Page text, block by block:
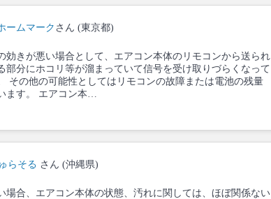
ームマーク さん (東京都)
効きが悪い場合として、エアコン本体のリモコンから送られ
部分にホコリ等が溜まっていて信号を受け取りづらくなって
その他の可能性としてはリモコンの故障または電池の残量
ます。 エアコン本…
らそる さん (沖縄県)
場合、エアコン本体の状態、汚れに関しては、ほぼ関係ない